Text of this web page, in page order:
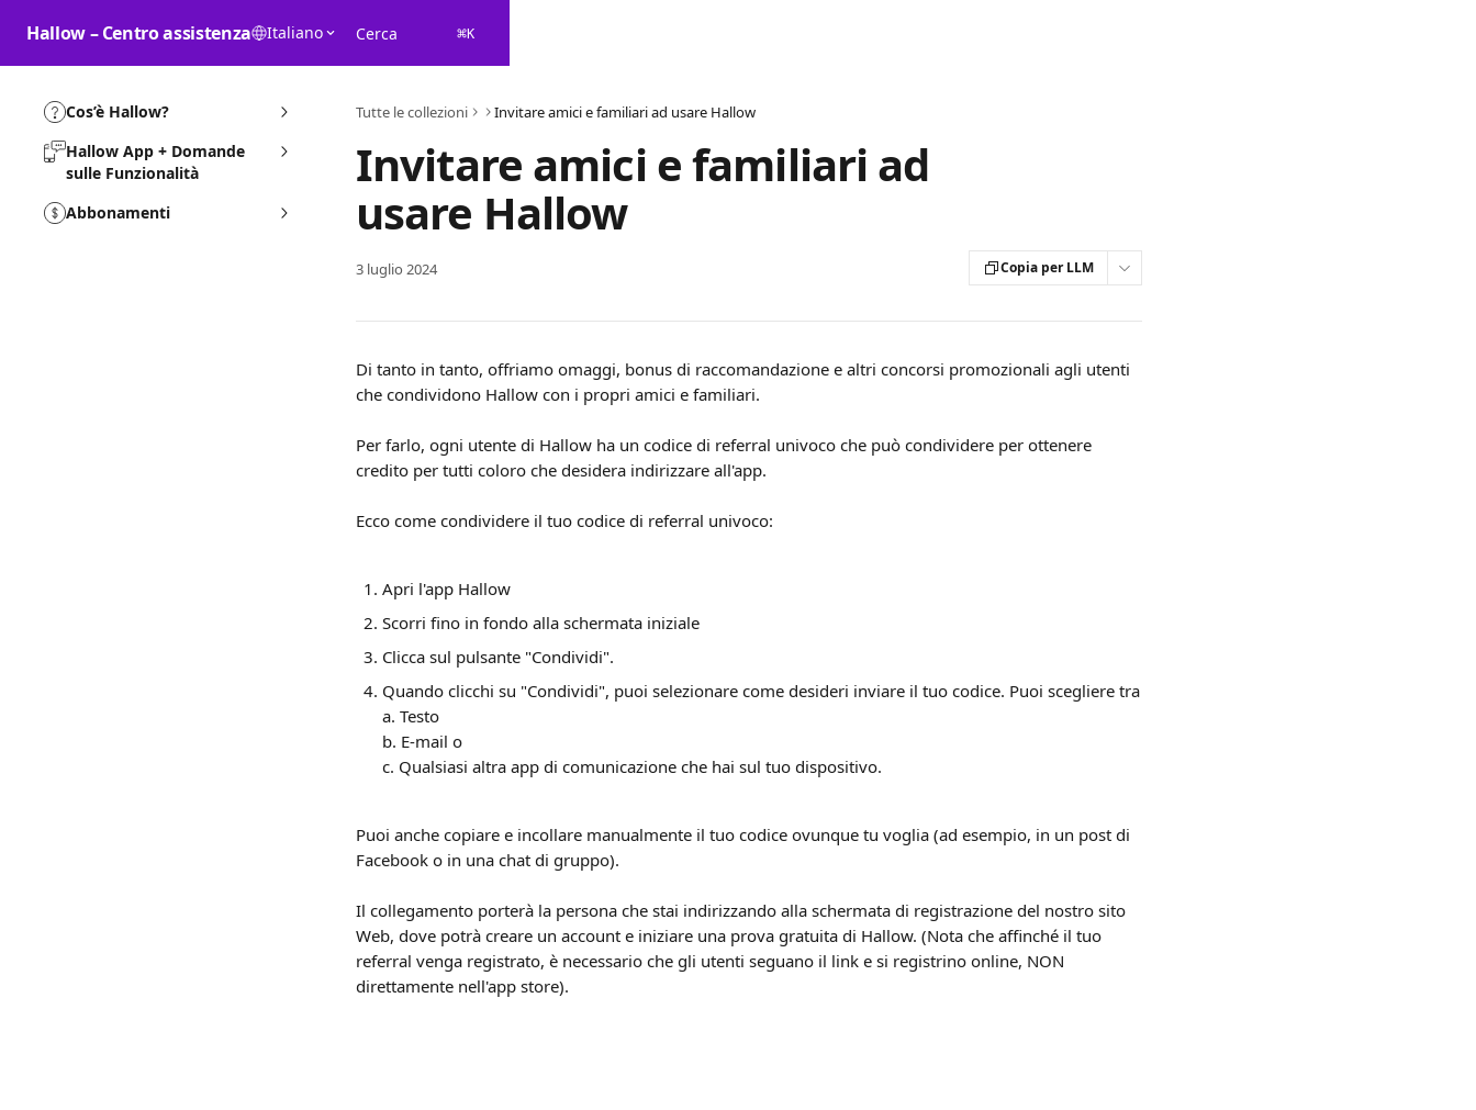
Hallow – Centro assistenza
Italiano Cerca ⌘K
Cos’è Hallow?
Hallow App + Domande
sulle Funzionalità
Abbonamenti
Tutte le collezioni Invitare amici e familiari ad usare Hallow
Invitare amici e familiari ad
usare Hallow
3 luglio 2024 Copia per LLM
Di tanto in tanto, offriamo omaggi, bonus di raccomandazione e altri concorsi promozionali agli utenti
che condividono Hallow con i propri amici e familiari.
Per farlo, ogni utente di Hallow ha un codice di referral univoco che può condividere per ottenere
credito per tutti coloro che desidera indirizzare all'app.
Ecco come condividere il tuo codice di referral univoco:
Apri l'app Hallow
Scorri fino in fondo alla schermata iniziale
Clicca sul pulsante "Condividi".
Quando clicchi su "Condividi", puoi selezionare come desideri inviare il tuo codice. Puoi scegliere tra
a. Testo
b. E-mail o
c. Qualsiasi altra app di comunicazione che hai sul tuo dispositivo.
Puoi anche copiare e incollare manualmente il tuo codice ovunque tu voglia (ad esempio, in un post di
Facebook o in una chat di gruppo).
Il collegamento porterà la persona che stai indirizzando alla schermata di registrazione del nostro sito
Web, dove potrà creare un account e iniziare una prova gratuita di Hallow. (Nota che affinché il tuo
referral venga registrato, è necessario che gli utenti seguano il link e si registrino online, NON
direttamente nell'app store).